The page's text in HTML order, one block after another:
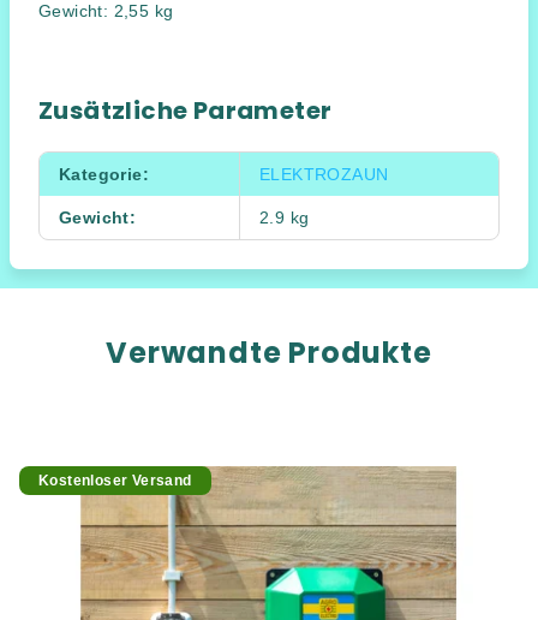
Gewicht: 2,55 kg
Zusätzliche Parameter
Kategorie: ELEKTROZAUN
Gewicht: 2.9 kg
Verwandte Produkte
Kostenloser Versand